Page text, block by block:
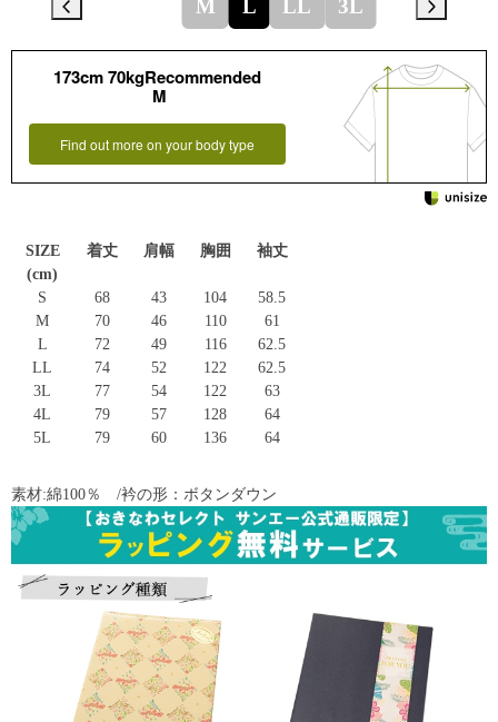
M L LL 3L
173cm 70kgRecommended
M
Find out more on your body type
SIZE
(cm)
着丈 肩幅 胸囲 袖丈
S 68 43 104
58.5
M
70 46 110
61
L
72 49 116
62.5
LL
74 52 122
62.5
3L
77 54 122
63
4L
79 57 128
64
5L
79 60 136 64
素材:綿100％ /衿の形：ボタンダウン